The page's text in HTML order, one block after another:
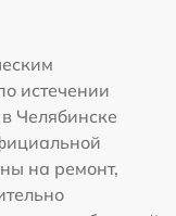
истечении
Челябинске
на ремонт,